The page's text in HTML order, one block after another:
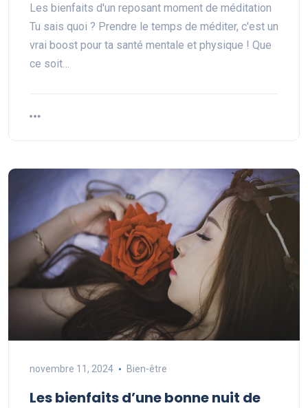
Les bienfaits d'un reposant moment de méditation
Tu sais quoi ? Prendre le temps de méditer, c'est un
vrai boost pour ta santé mentale et physique ! Que
ce soit…
novembre 11, 2024 Bien-être
Les bienfaits d’une bonne nuit de